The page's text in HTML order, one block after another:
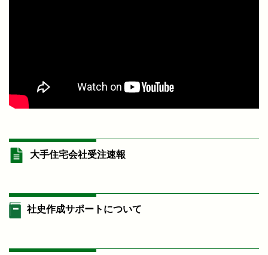
大手住宅会社受注速報
社史作成サポートについて